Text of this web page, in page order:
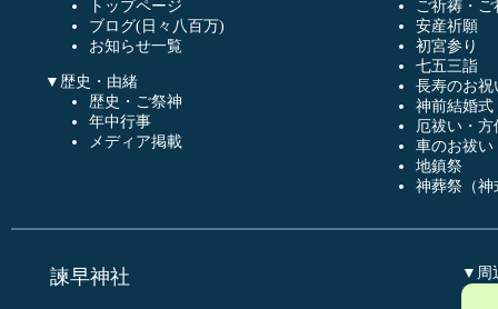
トップページ
ブログ(日々八百万)
お知らせ一覧
▼歴史・由緒
歴史・ご祭神
年中行事
メディア掲載
ご祈祷・
安産祈願
初宮参り
七五三詣
長寿のお祝
神前結婚式
厄祓い・方
車のお祓い
地鎮祭
神葬祭（神
諫早神社 ▼周